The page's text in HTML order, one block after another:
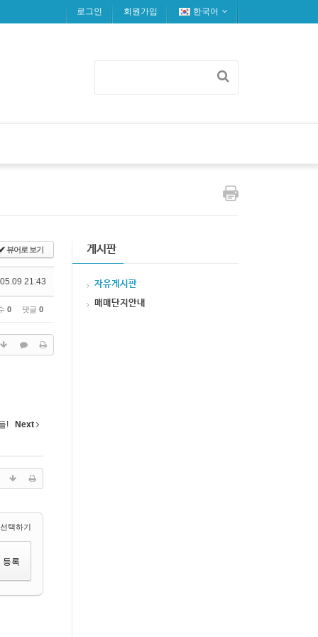
로그인 회원가입 한국어
뷰어로 보기
21:43
0 댓글 0
! Next
택하기
게시판
자유게시판
매매단지안내